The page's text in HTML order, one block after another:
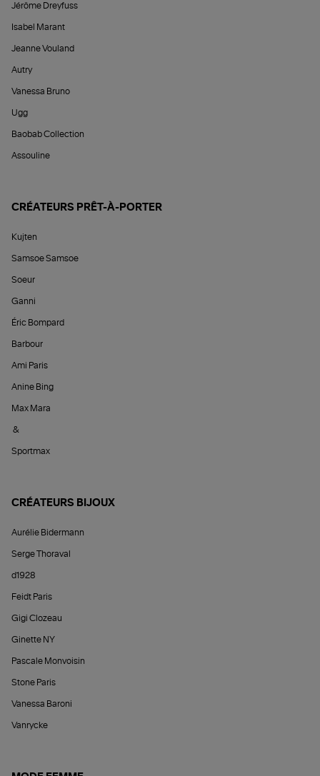
Jérôme Dreyfuss
Isabel Marant
Jeanne Vouland
Autry
Vanessa Bruno
Ugg
Baobab Collection
Assouline
CRÉATEURS PRÊT-À-PORTER
Kujten
Samsoe Samsoe
Soeur
Ganni
Éric Bompard
Barbour
Ami Paris
Anine Bing
Max Mara
&
Sportmax
CRÉATEURS BIJOUX
Aurélie Bidermann
Serge Thoraval
d1928
Feidt Paris
Gigi Clozeau
Ginette NY
Pascale Monvoisin
Stone Paris
Vanessa Baroni
Vanrycke